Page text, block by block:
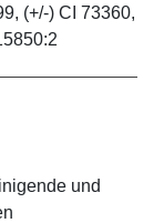
(+/-) CI 73360,
und